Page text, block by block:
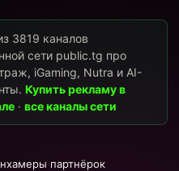
3819 каналов
сети public.tg про
iGaming, Nutra и AI-
Купить рекламу в
·все каналы сети
партнёрок